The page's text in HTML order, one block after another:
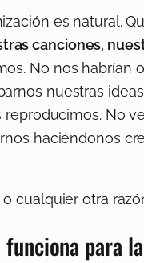
es natural.
canciones,
No nos habrían
nuestras
No
haciéndonos
cualquier otra
para